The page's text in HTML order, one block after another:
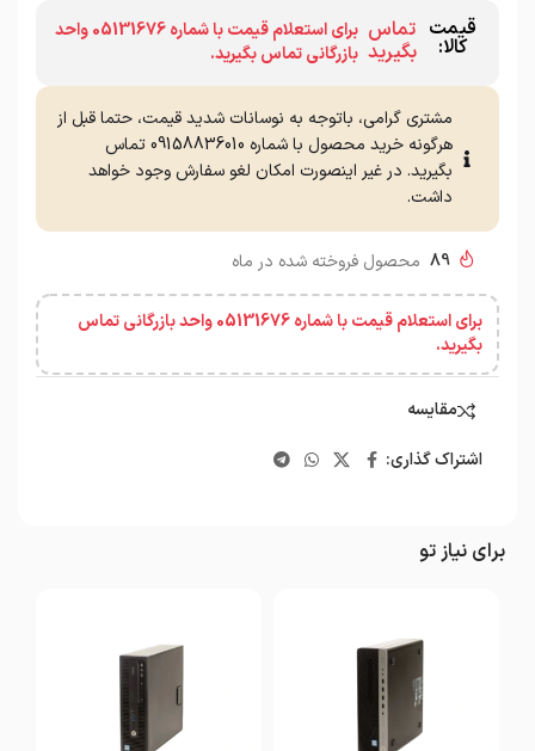
قیمت
کالا:
تماس
بگیرید
برای استعلام قیمت با شماره 05131676 واحد
بازرگانی تماس بگیرید.
مشتری گرامی، باتوجه به نوسانات شدید قیمت، حتما قبل از
هرگونه خرید محصول با شماره 09158836010 تماس
بگیرید. در غیر اینصورت امکان لغو سفارش وجود خواهد
داشت.
89 محصول فروخته شده در ماه
برای استعلام قیمت با شماره 05131676 واحد بازرگانی تماس
بگیرید.
مقایسه
اشتراک گذاری:
برای نیاز تو